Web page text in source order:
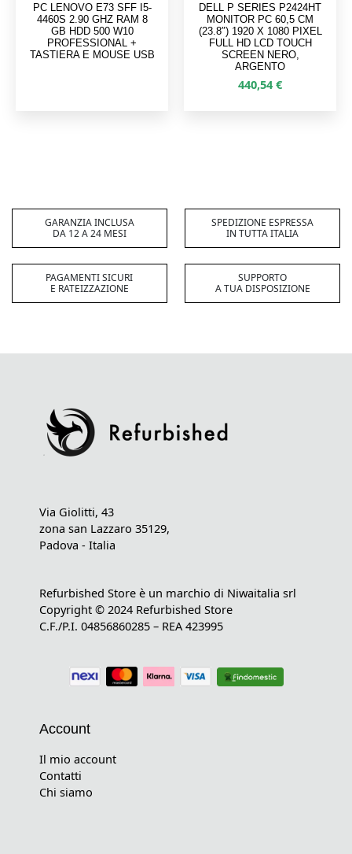
PC LENOVO E73 SFF I5-
4460S 2.90 GHZ RAM 8
GB HDD 500 W10
PROFESSIONAL +
TASTIERA E MOUSE USB
DELL P SERIES P2424HT
MONITOR PC 60,5 CM
(23.8″) 1920 X 1080 PIXEL
FULL HD LCD TOUCH
SCREEN NERO,
ARGENTO
440,54 €
GARANZIA INCLUSA
DA 12 A 24 MESI
SPEDIZIONE ESPRESSA
IN TUTTA ITALIA
PAGAMENTI SICURI
E RATEIZZAZIONE
SUPPORTO
A TUA DISPOSIZIONE
Via Giolitti, 43
zona san Lazzaro 35129,
Padova - Italia
Refurbished Store è un marchio di Niwaitalia srl
Copyright © 2024 Refurbished Store
C.F./P.I. 04856860285 – REA 423995
Account
Il mio account
Contatti
Chi siamo